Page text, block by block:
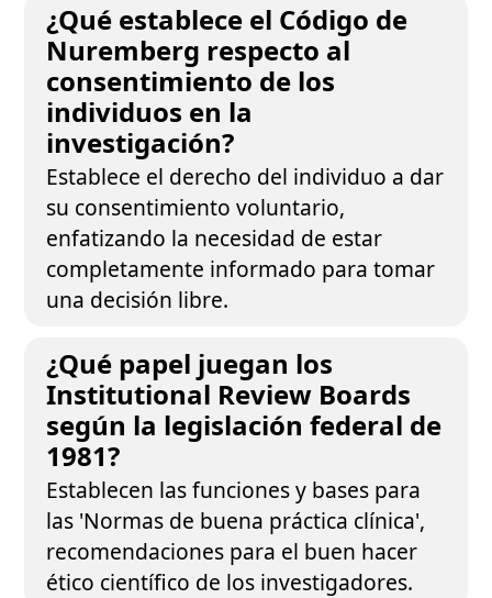
¿Qué establece el Código de
Nuremberg respecto al
consentimiento de los
individuos en la
investigación?
Establece el derecho del individuo a dar
su consentimiento voluntario,
enfatizando la necesidad de estar
completamente informado para tomar
una decisión libre.
¿Qué papel juegan los
Institutional Review Boards
según la legislación federal de
1981?
Establecen las funciones y bases para
las 'Normas de buena práctica clínica',
recomendaciones para el buen hacer
ético científico de los investigadores.